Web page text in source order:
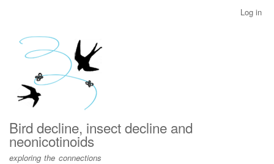
menu
Log in
Bird decline, insect decline and
neonicotinoids
exploring the connections